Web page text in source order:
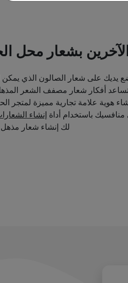
بشعار محل
يديك على شعار الصالون الذي يمكن
تساعد أفكار شعار مصفف الشعر
هوية علامة تجارية مميزة لمتجر
باستخدام أداة إنشاء
لك إنشاء شعار